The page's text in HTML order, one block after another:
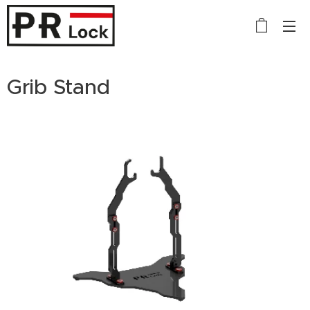
Grib Stand
Malý servisní stojan na kolo - Grib Stand